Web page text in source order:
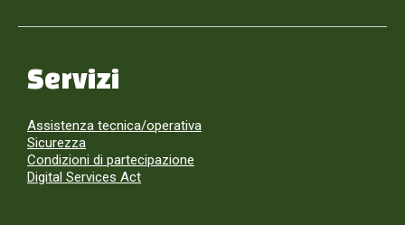
Servizi
Assistenza tecnica/operativa
Sicurezza
Condizioni di partecipazione
Digital Services Act